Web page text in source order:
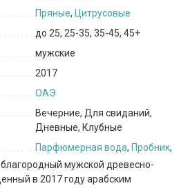
Пряные, Цитрусовые
до 25, 25-35, 35-45, 45+
мужские
2017
ОАЭ
Вечерние, Для свиданий,
Дневные, Клубные
Парфюмерная вода, Пробник,
благородный мужской древесно-
в 2017 году арабским